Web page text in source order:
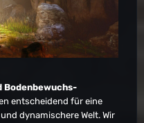
Bodenbewuchs-
entscheidend für eine
dynamischere Welt. Wir